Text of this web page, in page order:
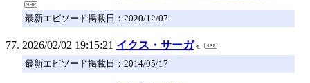
最新エピソード掲載日：2020/12/07
2026/02/02 19:15:21 イクス・サーガ
最新エピソード掲載日：2014/05/17